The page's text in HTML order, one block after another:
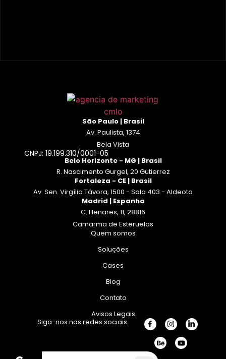
São Paulo | Brasil
Av. Paulista, 1374
Bela Vista
CNPJ: 19.199.310/0001-05
Belo Horizonte - MG | Brasil
R. Nascimento Gurgel, 20 Gutierrez
Fortaleza - CE | Brasil
Av. Sen. Virgílio Távora, 1500 - Sala 403 - Aldeota
Madrid | Espanha
C. Henares, 11, 28816
Camarma de Esteruelas
Quem somos
Soluções
Cases
Blog
Contato
Avisos Legais
Siga-nos nas redes sociais